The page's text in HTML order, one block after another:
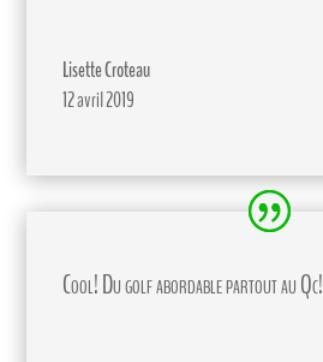
Lisette Croteau
12 avril 2019
Cool! Du golf abordable partout au Qc!